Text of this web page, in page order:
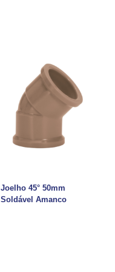
Joelho 45° 50mm
Soldável Amanco